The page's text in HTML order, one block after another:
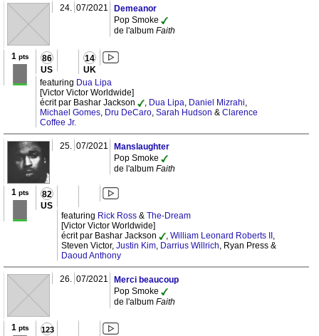
24. 07/2021
Demeanor
Pop Smoke
de l'album Faith
1 pts 86
US
14
UK
featuring Dua Lipa
[Victor Victor Worldwide]
écrit par Bashar Jackson
, Dua Lipa, Daniel Mizrahi,
Michael Gomes, Dru DeCaro, Sarah Hudson & Clarence
Coffee Jr.
25. 07/2021
Manslaughter
Pop Smoke
de l'album Faith
1 pts 82
US
featuring Rick Ross & The-Dream
[Victor Victor Worldwide]
écrit par Bashar Jackson
, William Leonard Roberts II ,
Steven Victor, Justin Kim, Darrius Willrich, Ryan Press &
Daoud Anthony
26. 07/2021
Merci beaucoup
Pop Smoke
de l'album Faith
1 pts
123